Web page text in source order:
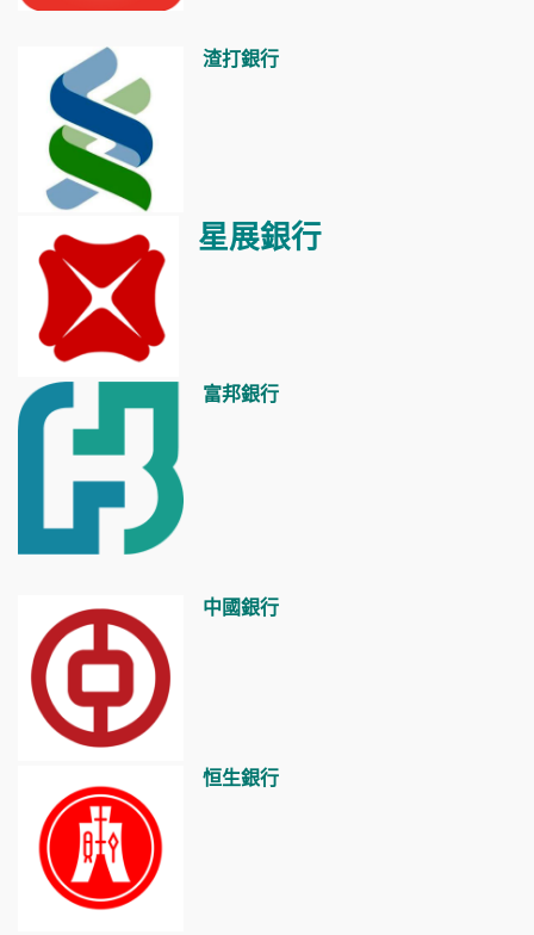
渣打銀行
星展銀行
富邦銀行
中國銀行
恒生銀行